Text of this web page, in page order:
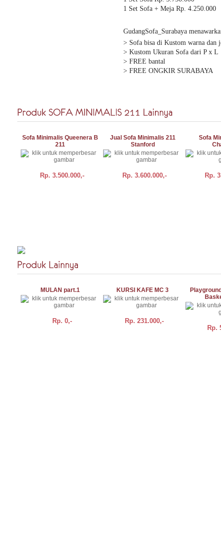
1 Set Sofa + Meja Rp. 4.250.000
GudangSofa_Surabaya
> Sofa bisa di Kustom warna dan
> Kustom Ukuran Sofa dari P x L
> FREE bantal
> FREE ONGKIR SURABAYA
Sofa Minimalis Queenera B
211
Rp. 3.500.000,-
Jual Sofa Minimalis 211
Stanford
Rp. 3.600.000,-
Sofa
Rp.
MULAN part.1
Rp. 0,-
KURSI KAFE MC 3
Rp. 231.000,-
Rp.